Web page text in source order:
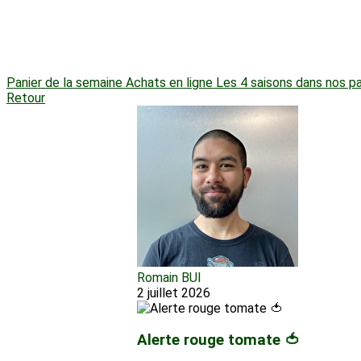
Panier de la semaine Achats en ligne Les 4 saisons dans nos
Retour
Romain BUI
2 juillet 2026
Alerte rouge tomate 🍅